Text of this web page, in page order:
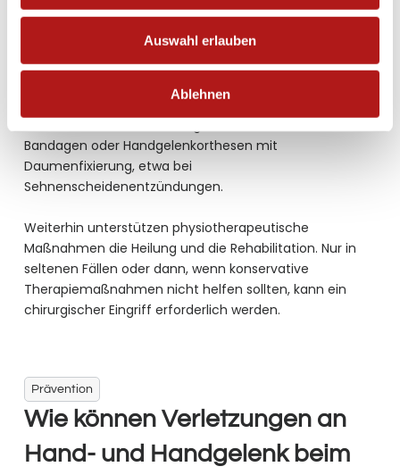
Auswahl erlauben
Ablehnen
Sehnenscheidenentzündungenkann eine Injektion
mit einem entzündungshemmenden Medikament in
die betroffene Stelle die Schmerzen lindern. Es kann
notwendig sein, das Handgelenk ruhig zu stellen, um es
Bandagen oder Handgelenkorthesen mit
Daumenfixierung, etwa bei
Sehnenscheidenentzündungen.
Weiterhin unterstützen physiotherapeutische
Maßnahmen die Heilung und die Rehabilitation. Nur in
seltenen Fällen oder dann, wenn konservative
Therapiemaßnahmen nicht helfen sollten, kann ein
chirurgischer Eingriff erforderlich werden.
Prävention
Wie können Verletzungen an
Hand- und Handgelenk beim